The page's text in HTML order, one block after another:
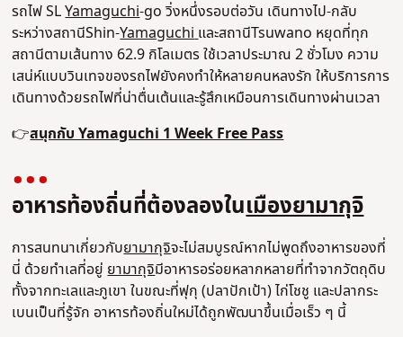
รถไฟ SLYamaguchi-go วิ่งหนึ่งรอบต่อวัน เดินทางไป-กลับ
ระหว่างสถานีShin-YamaguchiและสถานีTsuwano หยุดที่ทุก
สถานีตามเส้นทาง 62.9 กิโลเมตร ใช้เวลาประมาณ 2 ชั่วโมง ความ
เสน่ห์แบบวินเทจของรถไฟยังคงทำให้หลายคนหลงรัก ให้บริการการ
เดินทางด้วยรถไฟที่น่าตื่นเต้นและรู้สึกเหมือนการเดินทางผ่านเวลา
👉สนุกกับ Yamaguchi 1 Week Free Pass
อาหารท้องถิ่นที่ต้องลองในเมืองยามากุจิ
การสนทนาเกี่ยวกับยามากุจิจะไม่สมบูรณ์หากไม่พูดถึงอาหารของที่
นี่ ด้วยทำเลที่อยู่ยามากุจิมีอาหารอร่อยหลากหลายที่ทำจากวัตถุดิบ
ทั้งจากทะเลและภูเขา ในขณะที่ฟุกุ (ปลาปักเป้า) ไก่โชชู และปลากระ
เบนเป็นที่รู้จัก อาหารท้องถิ่นใหม่ได้ถูกพัฒนาขึ้นเมื่อเร็ว ๆ นี้